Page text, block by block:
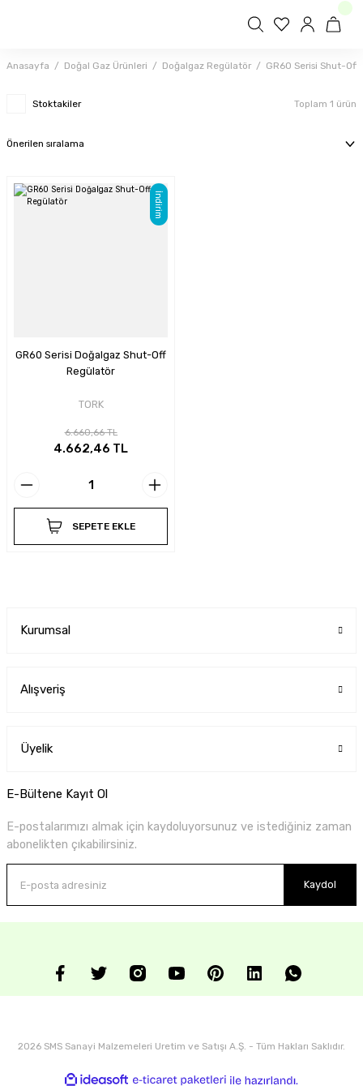
Anasayfa Doğal Gaz Ürünleri Doğalgaz Regülatör GR60 Serisi Shut-
Stoktakiler Toplam 1 ürün
İndirim
GR60 Serisi Doğalgaz Shut-Off
Regülatör
TORK
6.660,66 TL
4.662,46 TL
SEPETE EKLE
Kurumsal
Alışveriş
Üyelik
E-Bültene Kayıt Ol
E-postalarımızı almak için kaydoluyorsunuz ve istediğiniz zaman
abonelikten çıkabilirsiniz.
Kaydol
2026 SMS Sanayi Malzemeleri Uretim ve Satışı A.Ş. - Tüm Hakları Saklıdır.
ideasoft
e-